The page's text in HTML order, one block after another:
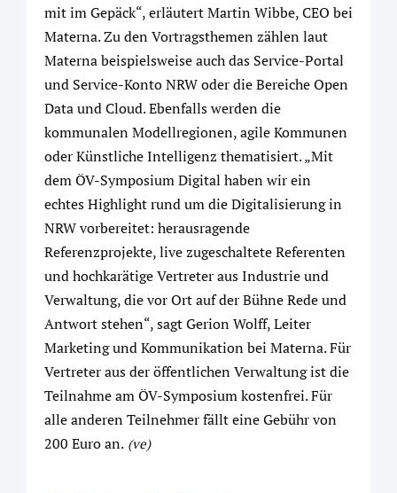
mit im Gepäck“, erläutert Martin Wibbe, CEO bei
Materna. Zu den Vortragsthemen zählen laut
Materna beispielsweise auch das Service-Portal
und Service-Konto NRW oder die Bereiche Open
Data und Cloud. Ebenfalls werden die
kommunalen Modellregionen, agile Kommunen
oder Künstliche Intelligenz thematisiert. „Mit
dem ÖV-Symposium Digital haben wir ein
echtes Highlight rund um die Digitalisierung in
NRW vorbereitet: herausragende
Referenzprojekte, live zugeschaltete Referenten
und hochkarätige Vertreter aus Industrie und
Verwaltung, die vor Ort auf der Bühne Rede und
Antwort stehen“, sagt Gerion Wolff, Leiter
Marketing und Kommunikation bei Materna. Für
Vertreter aus der öffentlichen Verwaltung ist die
Teilnahme am ÖV-Symposium kostenfrei. Für
alle anderen Teilnehmer fällt eine Gebühr von
200 Euro an. (ve)